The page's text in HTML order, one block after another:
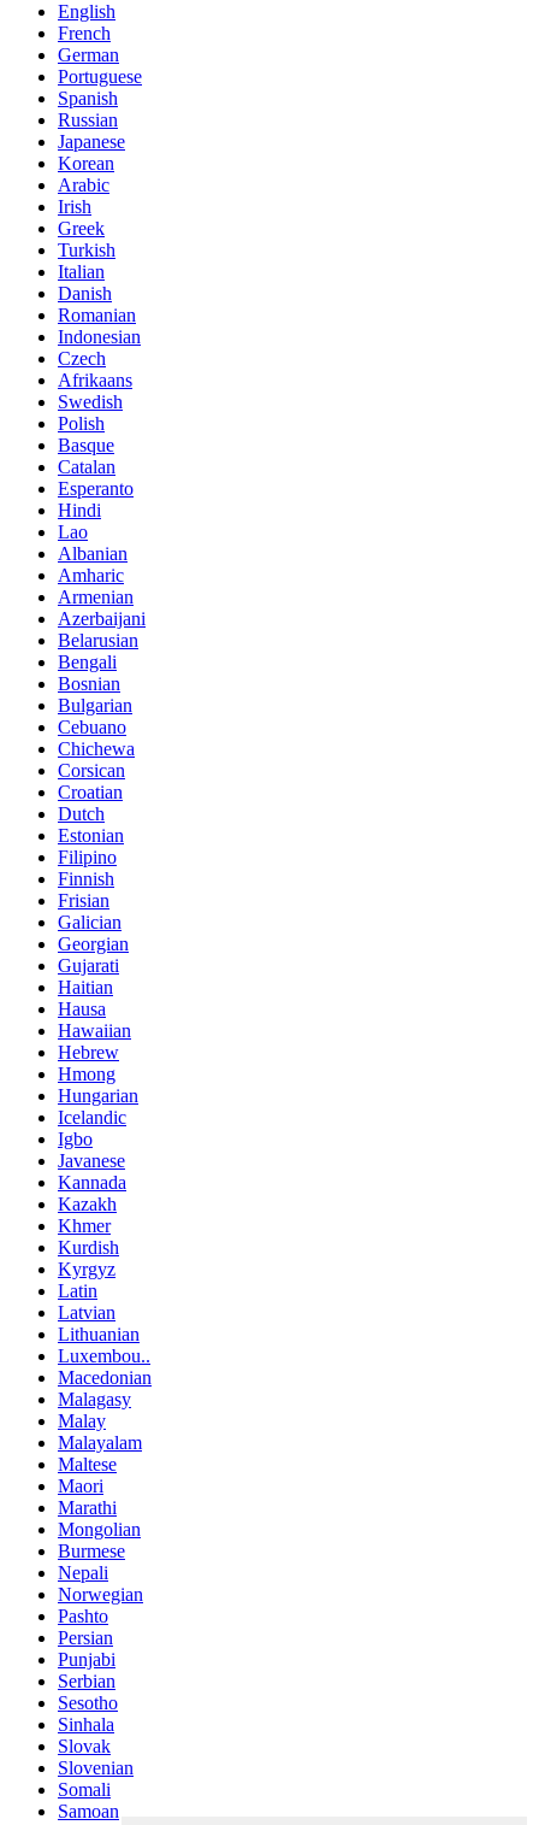
English
French
German
Portuguese
Spanish
Russian
Japanese
Korean
Arabic
Irish
Greek
Turkish
Italian
Danish
Romanian
Indonesian
Czech
Afrikaans
Swedish
Polish
Basque
Catalan
Esperanto
Hindi
Lao
Albanian
Amharic
Armenian
Azerbaijani
Belarusian
Bengali
Bosnian
Bulgarian
Cebuano
Chichewa
Corsican
Croatian
Dutch
Estonian
Filipino
Finnish
Frisian
Galician
Georgian
Gujarati
Haitian
Hausa
Hawaiian
Hebrew
Hmong
Hungarian
Icelandic
Igbo
Javanese
Kannada
Kazakh
Khmer
Kurdish
Kyrgyz
Latin
Latvian
Lithuanian
Luxembou..
Macedonian
Malagasy
Malay
Malayalam
Maltese
Maori
Marathi
Mongolian
Burmese
Nepali
Norwegian
Pashto
Persian
Punjabi
Serbian
Sesotho
Sinhala
Slovak
Slovenian
Somali
Samoan